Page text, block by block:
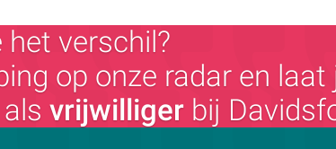
verschil?
op onze radar en laat
vrijwilliger bij